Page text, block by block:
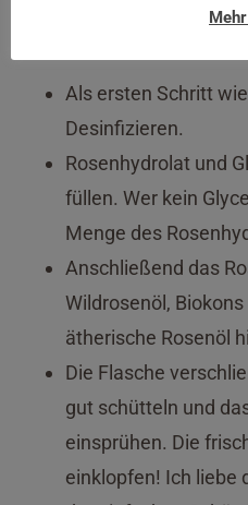
Als ersten Schritt
Desinfizieren.
Rosenhydrolat und
füllen. Wer kein
Menge des
Anschließend das
Wildrosenöl,
ätherische Rosenöl
Die Flasche
gut schütteln und
einsprühen. Die
einklopfen! Ich liebe